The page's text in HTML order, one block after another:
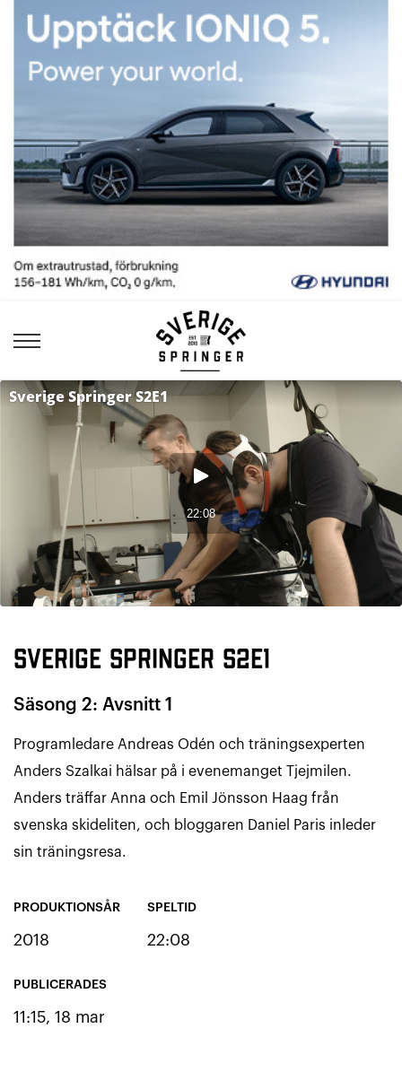
Sverige Springer S2E1
Säsong 2: Avsnitt 1
Programledare Andreas Odén och träningsexperten
Anders Szalkai hälsar på i evenemanget Tjejmilen.
Anders träffar Anna och Emil Jönsson Haag från
svenska skideliten, och bloggaren Daniel Paris inleder
sin träningsresa.
PRODUKTIONSÅR
2018
PUBLICERADES
11:15, 18 mar
SPELTID
22:08